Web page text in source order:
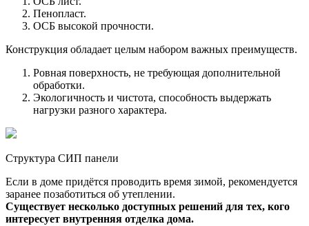
Пенопласт.
ОСБ высокой прочности.
Конструкция обладает целым набором важных преимуществ.
Ровная поверхность, не требующая дополнительной
обработки.
Экологичность и чистота, способность выдержать
нагрузки разного характера.
Структура СИП панели
Если в доме придётся проводить время зимой, рекомендуется
заранее позаботиться об утеплении.
Существует несколько доступных решений для тех, кого
интересует внутренняя отделка дома.